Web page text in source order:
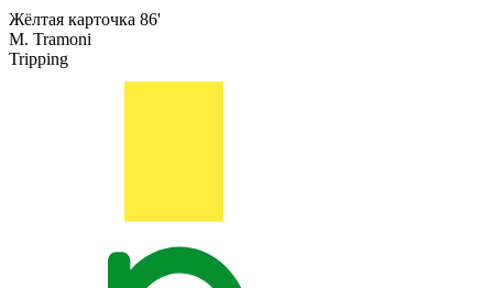
Жёлтая карточка 86'
M. Tramoni
Tripping